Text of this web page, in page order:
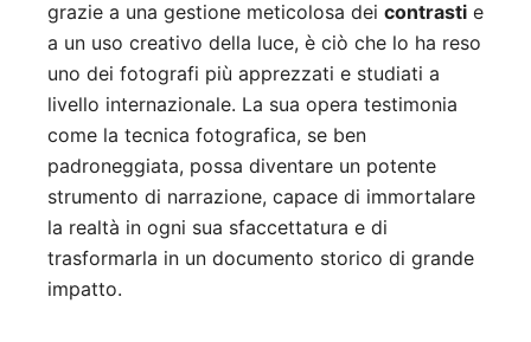
grazie a una gestione meticolosa dei contrasti e
a un uso creativo della luce, è ciò che lo ha reso
uno dei fotografi più apprezzati e studiati a
livello internazionale. La sua opera testimonia
come la tecnica fotografica, se ben
padroneggiata, possa diventare un potente
strumento di narrazione, capace di immortalare
la realtà in ogni sua sfaccettatura e di
trasformarla in un documento storico di grande
impatto.